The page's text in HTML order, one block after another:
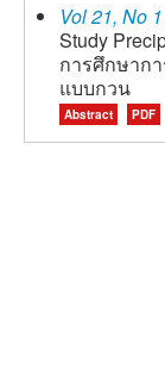
Vol 21, No
Study
การศึกษาก
แบบกวน
Abstract PDF